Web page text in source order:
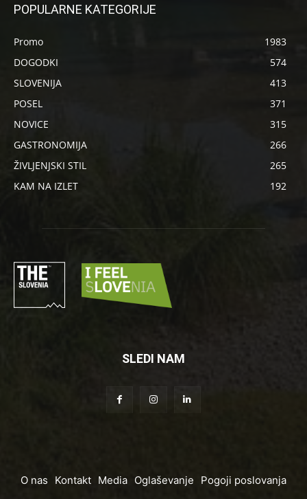
POPULARNE KATEGORIJE
Promo
1983
DOGODKI
574
SLOVENIJA
413
POSEL
371
NOVICE
315
GASTRONOMIJA
266
ŽIVLJENJSKI STIL
265
KAM NA IZLET
192
SLEDI NAM
O nas Kontakt Media Oglaševanje Pogoji poslovanja